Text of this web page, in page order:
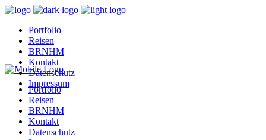
Portfolio
Reisen
BRNHM
Kontakt
Datenschutz
Impressum
Portfolio
Reisen
BRNHM
Kontakt
Datenschutz